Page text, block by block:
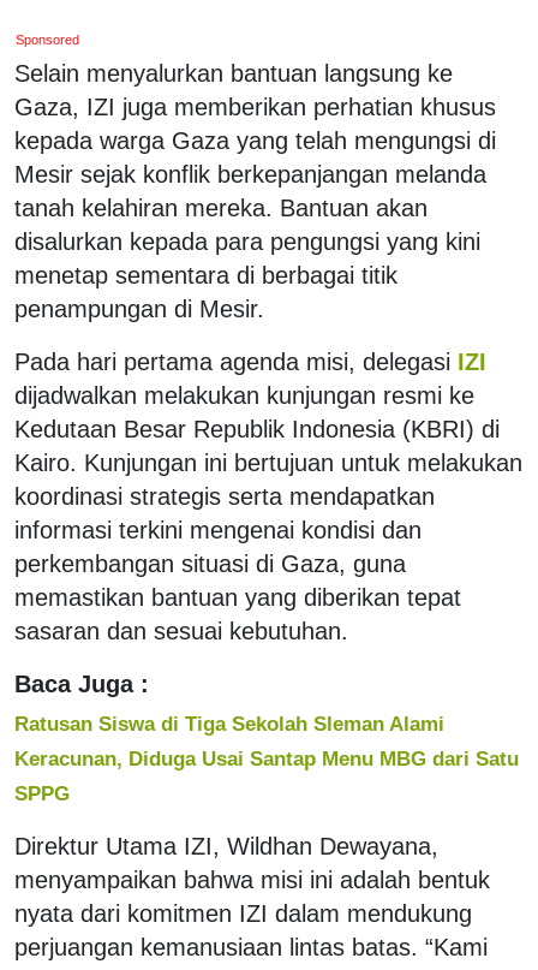
Sponsored
Selain menyalurkan bantuan langsung ke
Gaza, IZI juga memberikan perhatian khusus
kepada warga Gaza yang telah mengungsi di
Mesir sejak konflik berkepanjangan melanda
tanah kelahiran mereka. Bantuan akan
disalurkan kepada para pengungsi yang kini
menetap sementara di berbagai titik
penampungan di Mesir.
Pada hari pertama agenda misi, delegasi IZI
dijadwalkan melakukan kunjungan resmi ke
Kedutaan Besar Republik Indonesia (KBRI) di
Kairo. Kunjungan ini bertujuan untuk melakukan
koordinasi strategis serta mendapatkan
informasi terkini mengenai kondisi dan
perkembangan situasi di Gaza, guna
memastikan bantuan yang diberikan tepat
sasaran dan sesuai kebutuhan.
Baca Juga :
Ratusan Siswa di Tiga Sekolah Sleman Alami
Keracunan, Diduga Usai Santap Menu MBG dari Satu
SPPG
Direktur Utama IZI, Wildhan Dewayana,
menyampaikan bahwa misi ini adalah bentuk
nyata dari komitmen IZI dalam mendukung
perjuangan kemanusiaan lintas batas. “Kami